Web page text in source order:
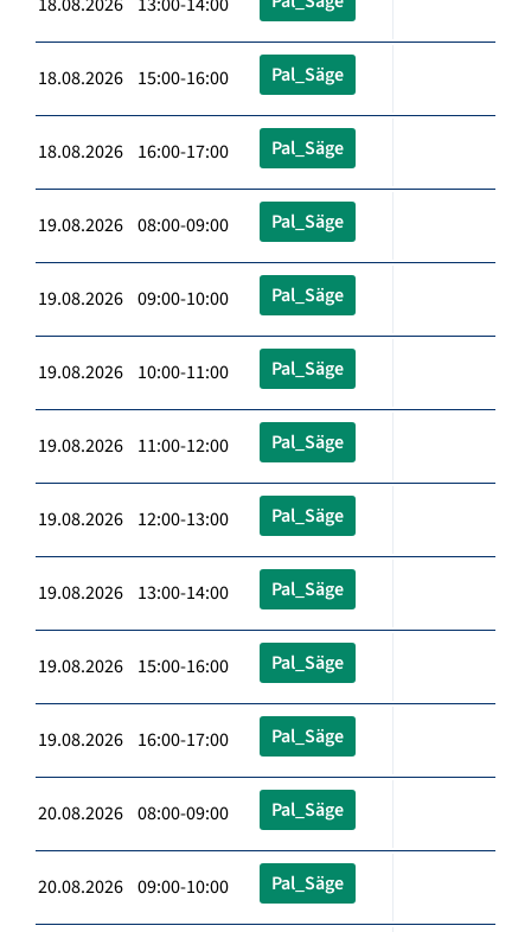
18.08.2026 15:00-16:00 Pal_Säge
18.08.2026 16:00-17:00 Pal_Säge
19.08.2026 08:00-09:00 Pal_Säge
19.08.2026 09:00-10:00 Pal_Säge
19.08.2026 10:00-11:00 Pal_Säge
19.08.2026 11:00-12:00 Pal_Säge
19.08.2026 12:00-13:00 Pal_Säge
19.08.2026 13:00-14:00 Pal_Säge
19.08.2026 15:00-16:00 Pal_Säge
19.08.2026 16:00-17:00 Pal_Säge
20.08.2026 08:00-09:00 Pal_Säge
20.08.2026 09:00-10:00 Pal_Säge